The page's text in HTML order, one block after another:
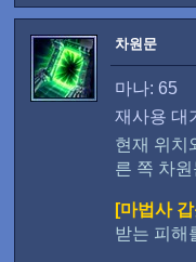
차원문
마나: 65
재사용 대
현재 위치
른 쪽 차
[마법사
받는 피해